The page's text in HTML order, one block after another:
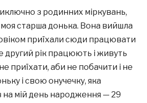
з родинних міркувань,
старша донька. Вона вийшла
приїхали сюди працювати
другий рік працюють і живуть
приїхати, аби не побачити і не
і свою онучечку, яка
на мій день народження — 29